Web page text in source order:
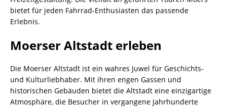
bietet für jeden Fahrrad-Enthusiasten das passende
Erlebnis.
Moerser Altstadt erleben
Die Moerser Altstadt ist ein wahres Juwel für Geschichts-
und Kulturliebhaber. Mit ihren engen Gassen und
historischen Gebäuden bietet die Altstadt eine einzigartige
Atmosphäre, die Besucher in vergangene Jahrhunderte